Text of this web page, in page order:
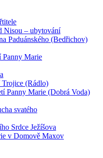
Nisou – ubytování
Paduánského (Bedřichov)
Panny Marie
Trojice (Rádlo)
Panny Marie (Dobrá Voda)
svatého
Srdce Ježíšova
v Domově Maxov